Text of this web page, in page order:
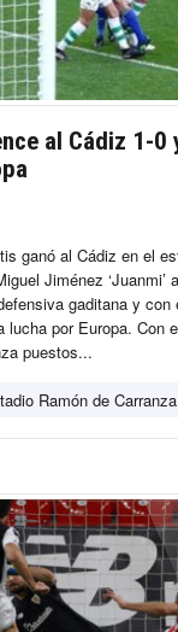
al Cádiz 1-0
ganó al Cádiz en el
Jiménez ‘Juanmi’
gaditana y
lucha por Europa. Con
puestos...
Ramón de Carranza